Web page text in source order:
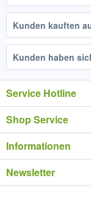
Kunden kauften
Kunden haben
Service Hotline
Shop Service
Informationen
Newsletter